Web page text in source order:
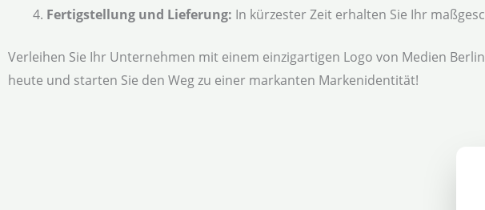
Fertigstellung und Lieferung: In kürzester Zeit erhalten Sie Ihr
Verleihen Sie Ihr Unternehmen mit einem einzigartigen Logo von Medien
heute und starten Sie den Weg zu einer markanten Markenidentität!